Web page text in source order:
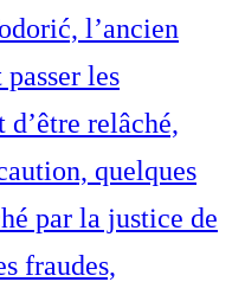
l’ancien
les
d’être relâché,
quelques
par la justice de
fraudes,